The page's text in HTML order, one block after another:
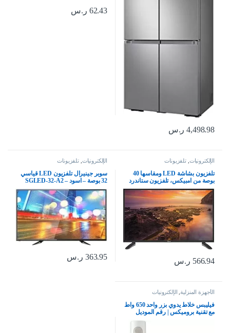
4,498.98 ر.س
62.43 ر.س
الإلكترونيات ,تلفزيونات
تلفزيون بشاشة LED ومقاسها 40
بوصة من امبيكس، تلفزيون ستاندرد
HD – غلوريا 40، أسود
566.94 ر.س
الإلكترونيات ,تلفزيونات
سوبر جينيرال تلفزيون LED قياسي
32 بوصة – اسود – SGLED-32-A2
363.95 ر.س
الأجهزة المنزلية, الإلكترونيات
فيليبس خلاط يدوي بزر واحد 650 واط
مع تقنية بروميكس | رقم الموديل